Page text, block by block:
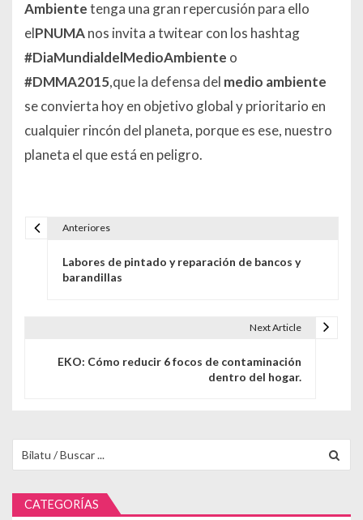
Ambientetenga una gran repercusión para ello
elPNUMAnos invita a twitear con los hashtag
#DiaMundialdelMedioAmbiente o
#DMMA2015,que la defensa del medio ambiente
se convierta hoy en objetivo global y prioritario en
cualquier rincón del planeta, porque es ese, nuestro
planeta el que está en peligro.
Anteriores
Labores de pintado y reparación de bancos y
barandillas
Next Article
EKO: Cómo reducir 6 focos de contaminación
dentro del hogar.
CATEGORÍAS